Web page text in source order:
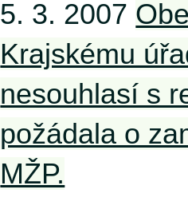
5. 3. 2007
Krajskému
nesouhlasí s
požádala o
MŽP.